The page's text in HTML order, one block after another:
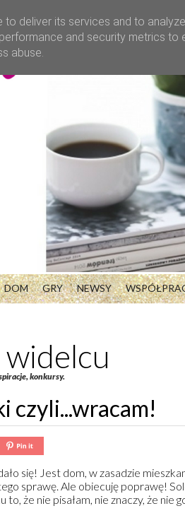
DOM GRY NEWSY
widelcu
konkursy.
czyli...wracam!
się! Jest dom, w zasadzie
sprawę. Ale obiecuję poprawę!
że nie pisałam, nie znaczy, że nie
deliver its services and to
and security metrics to
abuse.